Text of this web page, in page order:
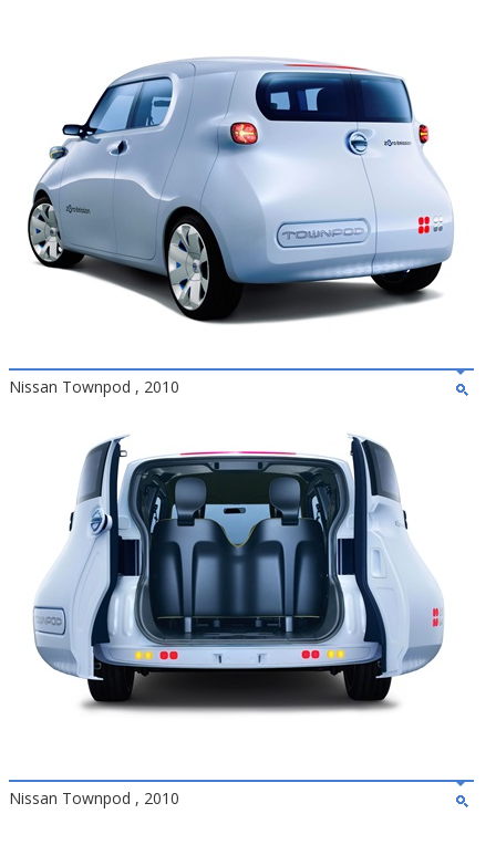
Nissan Townpod , 2010
Nissan Townpod , 2010